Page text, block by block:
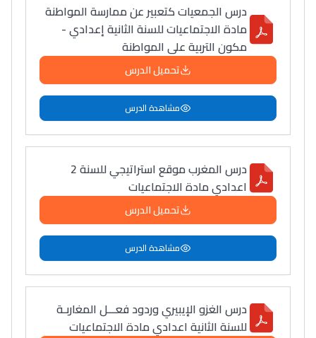
درس الجمعيات كتعبير عن ممارسة المواطنة
مادة الاجتماعيات للسنة الثانية إعدادي -
مكون التربية على المواطنة
تحميل الدرس
مشاهدة الدرس
درس المغرب موقع استراتيجي للسنة 2
اعدادي مادة الاجتماعيات
تحميل الدرس
مشاهدة الدرس
درس الغزو الإيبيري وردود فعـــل المغاربـة
للسنة الثانية اعدادي مادة الاجتماعيات